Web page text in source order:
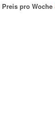
Preis pro Woche